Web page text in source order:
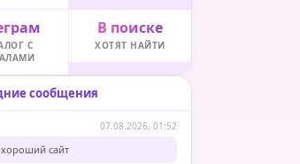
С
В поиске
ХОТЯТ НАЙТИ
сообщения
07.08.2026, 01:52
сайт